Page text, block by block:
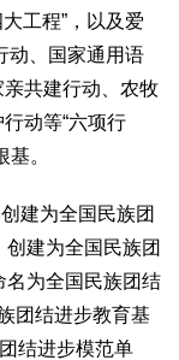
工程”，以及爱
动、国家通用语
共建行动、农牧
动等“六项行
。
建为全国民族团
建为全国民族团
名为全国民族团结
团结进步教育基
结进步模范单